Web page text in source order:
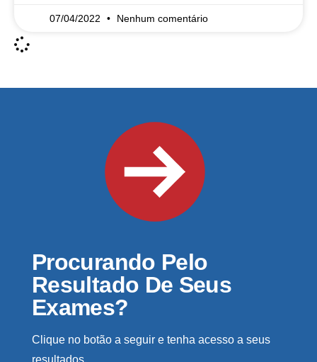
07/04/2022 Nenhum comentário
Procurando Pelo
Resultado De Seus
Exames?
Clique no botão a seguir e tenha acesso a seus